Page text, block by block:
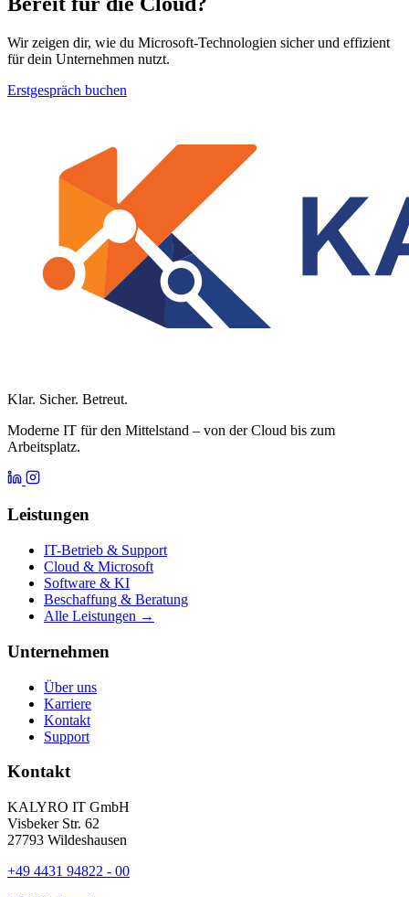
Wir zeigen dir, wie du Microsoft-Technologien sicher und effizient
für dein Unternehmen nutzt.
Erstgespräch buchen
Klar. Sicher. Betreut.
Moderne IT für den Mittelstand – von der Cloud bis zum
Arbeitsplatz.
Leistungen
IT-Betrieb & Support
Cloud & Microsoft
Software & KI
Beschaffung & Beratung
Alle Leistungen →
Unternehmen
Über uns
Karriere
Kontakt
Support
Kontakt
KALYRO IT GmbH
Visbeker Str. 62
27793 Wildeshausen
+49 4431 94822 - 00